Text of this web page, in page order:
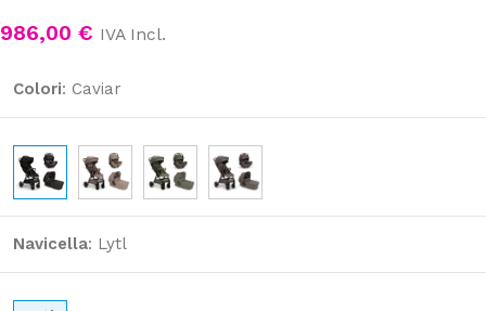
986,00 € IVA Incl.
Colori: Caviar
Navicella: Lytl